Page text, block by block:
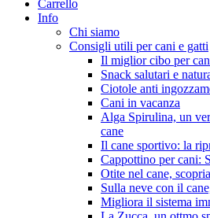
Carrello
Info
Chi siamo
Consigli utili per cani e gatti
Il miglior cibo per
Snack salutari e
Ciotole anti
Cani in vacanza
Alga Spirulina, un
cane
Il cane sportivo: la
Cappottino per cani:
Otite nel cane,
Sulla neve con il
Migliora il sistema